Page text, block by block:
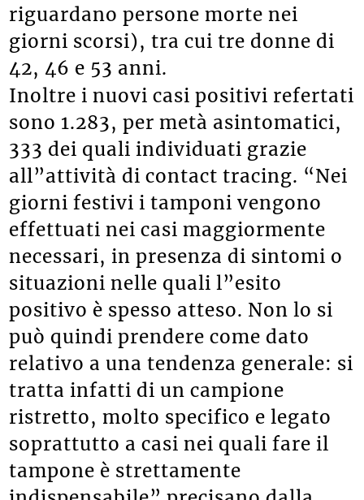
riguardano persone morte nei
giorni scorsi), tra cui tre donne di
42, 46 e 53 anni.
Inoltre i nuovi casi positivi refertati
sono 1.283, per metà asintomatici,
333 dei quali individuati grazie
all”attività di contact tracing. “Nei
giorni festivi i tamponi vengono
effettuati nei casi maggiormente
necessari, in presenza di sintomi o
situazioni nelle quali l”esito
positivo è spesso atteso. Non lo si
può quindi prendere come dato
relativo a una tendenza generale: si
tratta infatti di un campione
ristretto, molto specifico e legato
soprattutto a casi nei quali fare il
tampone è strettamente